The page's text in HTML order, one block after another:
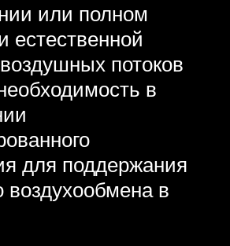
или полном
естественной
потоков
в
для поддержания
воздухообмена в